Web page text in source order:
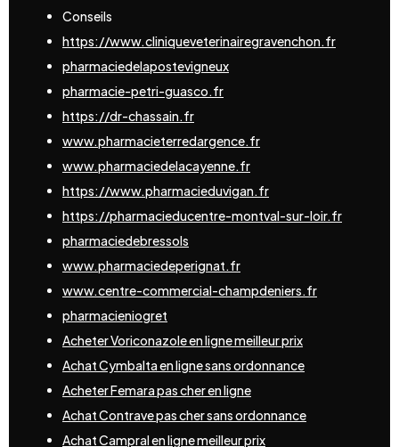
Conseils
https://www.cliniqueveterinairegravenchon.fr
pharmaciedelapostevigneux
pharmacie-petri-guasco.fr
https://dr-chassain.fr
www.pharmacieterredargence.fr
www.pharmaciedelacayenne.fr
https://www.pharmacieduvigan.fr
https://pharmacieducentre-montval-sur-loir.fr
pharmaciedebressols
www.pharmaciedeperignat.fr
www.centre-commercial-champdeniers.fr
pharmacieniogret
Acheter Voriconazole en ligne meilleur prix
Achat Cymbalta en ligne sans ordonnance
Acheter Femara pas cher en ligne
Achat Contrave pas cher sans ordonnance
Achat Campral en ligne meilleur prix